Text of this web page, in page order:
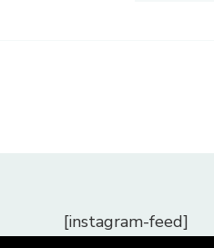
[instagram-feed]